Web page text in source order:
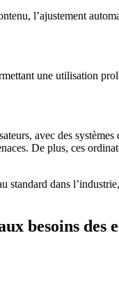
l’ajustement
une utilisation
avec des
De plus, ces
dans
besoins des